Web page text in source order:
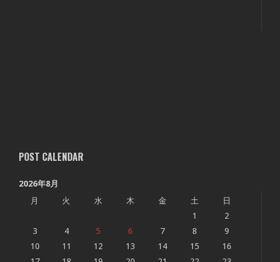
POST CALENDAR
2026年8月
月
火 水 木 金 土
日
1
2
3
4 5 6 7 8
9
10
11 12 13 14 15
16